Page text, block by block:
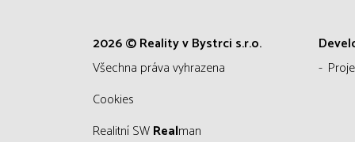
2026 © Reality v Bystrci s.r.o.
všechna práva vyhrazena
Cookies
Realitní SWRealman